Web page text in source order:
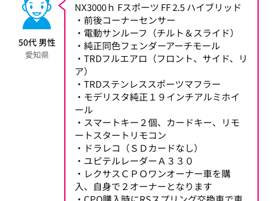
50代 男性
愛知県
NX3000ｈ Fスポーツ FF 2.5 ハイブリッド
・前後コーナーセンサー
・電動サンルーフ（チルト＆スライド）
・純正同色フェンダーアーチモール
・TRDフルエアロ（フロント、サイド、リ
ア）
・TRDステンレススポーツマフラー
・モデリスタ純正１９インチアルミホイ
ール
・スマートキー２個、カードキー、リモ
ートスタートリモコン
・ドラレコ（ＳＤカードなし）
・ユピテルレーダーＡ３３０
・レクサスＣＰＯワンオーナー車を購
入、自身で２オーナーとなります